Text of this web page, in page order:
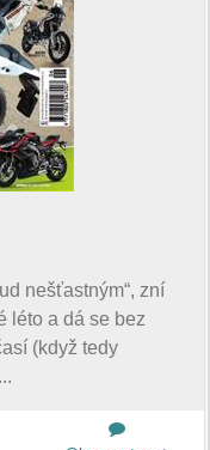
nešťastným“, zní
léto a dá se bez
(když tedy